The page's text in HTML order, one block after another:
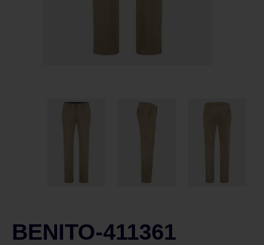
BENITO-411361